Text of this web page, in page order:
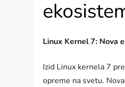
Linux Kernel 7: Nova
Izid Linux kernela 7
opreme na svetu.